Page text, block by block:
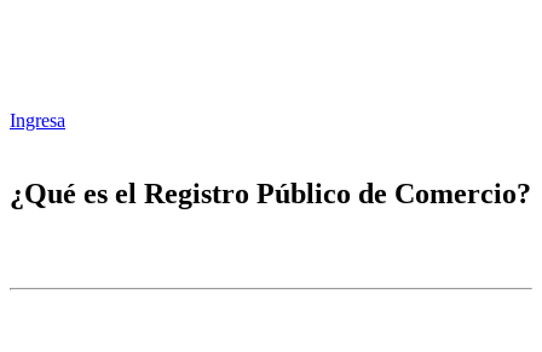
Ingresa
¿Qué es el Registro Público de Comercio?